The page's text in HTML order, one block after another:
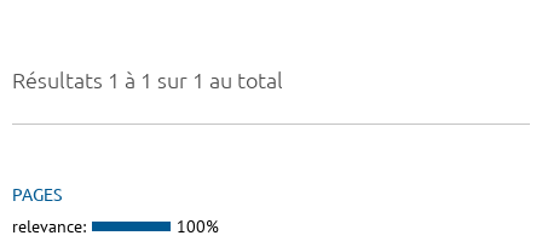
Résultats 1 à 1 sur 1 au total
PAGES
relevance: 100%